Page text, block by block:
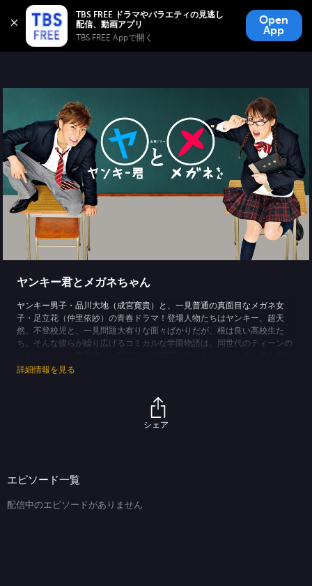
TBS FREE ドラマやバラエティの見逃し
TBS FREE Appで開く
Open
App
TBS FREE
無料見逃し配信
ヤンキー君とメガネちゃん
ヤンキー男子・品川大地（成宮寛貴）と、一見普通の真面目なメガネ女
子・足立花（仲里依紗）の青春ドラマ！登場人物たちはヤンキー、超天
然、不登校児と、一見問題大有りな面々ばかりだが、根は良い高校生た
ち。そんな彼らが繰り広げるコミカルな学園物語は、同世代のティーンの
める。共演は本郷奏多、小柳友、川口春奈、鈴木亮平、皆川猿時、古田新
詳細情報を見る
シェア
エピソード一覧
配信中のエピソードがありません